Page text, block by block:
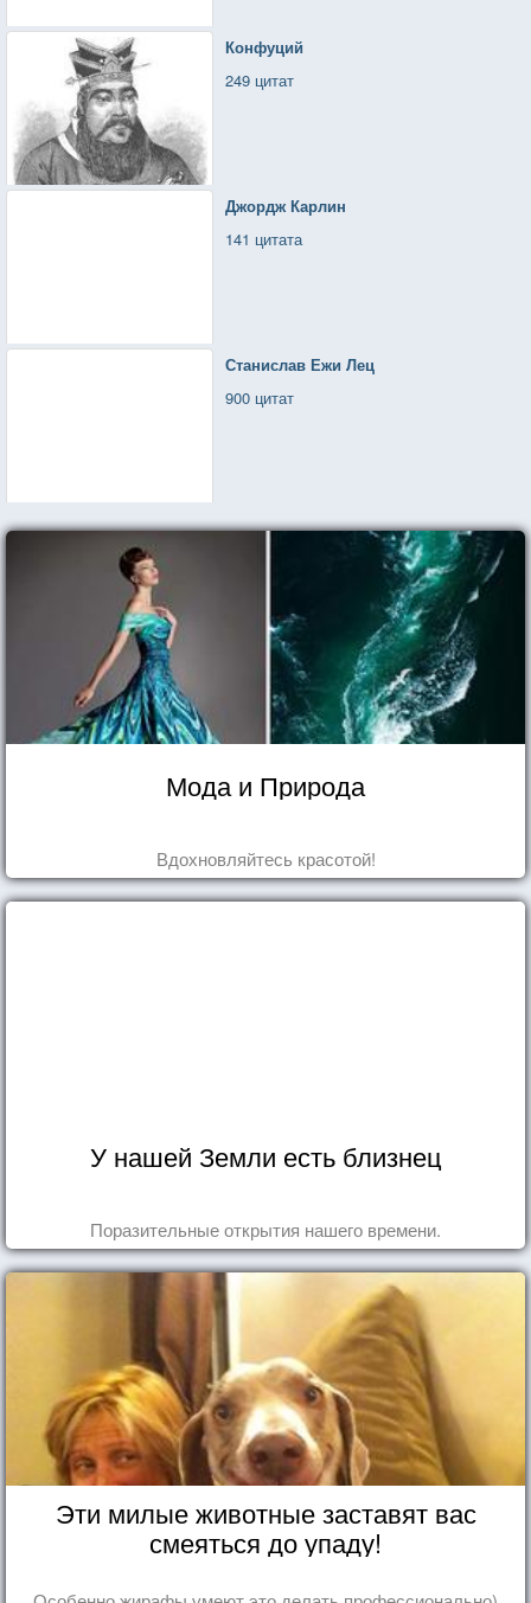
Конфуций
249 цитат
Джордж Карлин
141 цитата
Станислав Ежи Лец
900 цитат
Мода и Природа
Вдохновляйтесь красотой!
У нашей Земли есть близнец
Поразительные открытия нашего времени.
Эти милые животные заставят вас
смеяться до упаду!